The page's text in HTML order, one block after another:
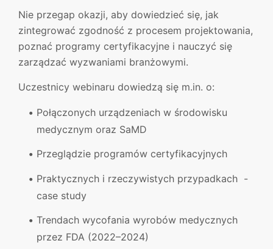
Nie przegap okazji, aby dowiedzieć się, jak
zintegrować zgodność z procesem projektowania,
poznać programy certyfikacyjne i nauczyć się
zarządzać wyzwaniami branżowymi.
Uczestnicy webinaru dowiedzą się m.in. o:
Połączonych urządzeniach w środowisku
medycznym oraz SaMD
Przeglądzie programów certyfikacyjnych
Praktycznych i rzeczywistych przypadkach -
case study
Trendach wycofania wyrobów medycznych
przez FDA (2022–2024)